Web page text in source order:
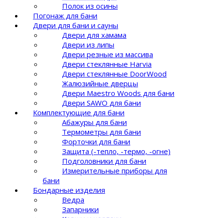
Полок из осины
Погонаж для бани
Двери для бани и сауны
Двери для хамама
Двери из липы
Двери резные из массива
Двери стеклянные Harvia
Двери стеклянные DoorWood
Жалюзийные дверцы
Двери Maestro Woods для бани
Двери SAWO для бани
Комплектующие для бани
Абажуры для бани
Термометры для бани
Форточки для бани
Защита (-тепло, -термо, -огне)
Подголовники для бани
Измерительные приборы для
бани
Бондарные изделия
Ведра
Запарники